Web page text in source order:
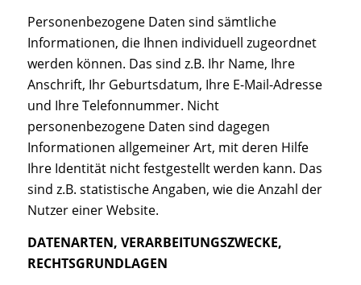
Personenbezogene Daten sind sämtliche
Informationen, die Ihnen individuell zugeordnet
werden können. Das sind z.B. Ihr Name, Ihre
Anschrift, Ihr Geburtsdatum, Ihre E-Mail-Adresse
und Ihre Telefonnummer. Nicht
personenbezogene Daten sind dagegen
Informationen allgemeiner Art, mit deren Hilfe
Ihre Identität nicht festgestellt werden kann. Das
sind z.B. statistische Angaben, wie die Anzahl der
Nutzer einer Website.
DATENARTEN, VERARBEITUNGS­ZWECKE,
RECHTSGRUNDLAGEN